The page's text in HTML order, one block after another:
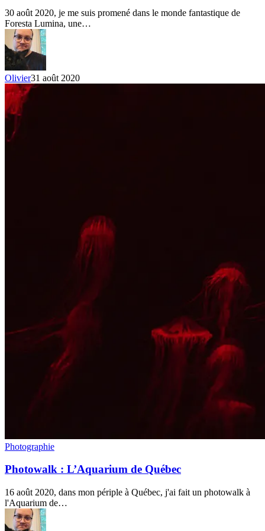
30 août 2020, je me suis promené dans le monde fantastique de
Foresta Lumina, une…
Olivier31 août 2020
Photowalk
L’Aquarium
Québec
Photographie
Photowalk : L’Aquarium de Québec
16 août 2020, dans mon périple à Québec, j'ai fait un photowalk à
l'Aquarium de…